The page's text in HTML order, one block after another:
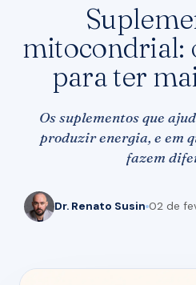
mitocondrial:
para ter
Os suplementos que
produzir energia, e em
fazem
Dr. Renato Susin 02 de